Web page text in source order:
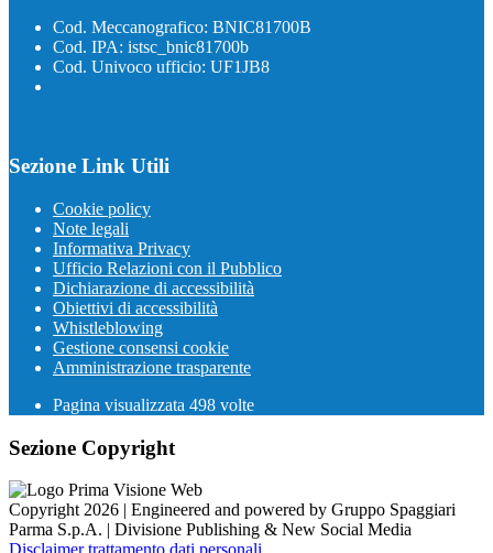
Cod. Meccanografico: BNIC81700B
Cod. IPA: istsc_bnic81700b
Cod. Univoco ufficio: UF1JB8
Sezione Link Utili
Cookie policy
Note legali
Informativa Privacy
Ufficio Relazioni con il Pubblico
Dichiarazione di accessibilità
Obiettivi di accessibilità
Whistleblowing
Gestione consensi cookie
Amministrazione trasparente
Pagina visualizzata 498 volte
Sezione Copyright
Copyright 2026 | Engineered and powered by Gruppo Spaggiari
Parma S.p.A. | Divisione Publishing & New Social Media